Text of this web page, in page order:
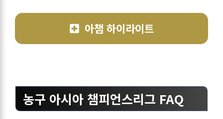
아챔 하이라이트
농구 아시아 챔피언스리그 FAQ